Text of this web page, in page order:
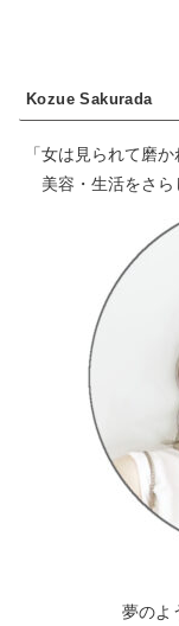
Kozue Sakurada
「女は見られて磨
美容・生活をさ
夢のよ